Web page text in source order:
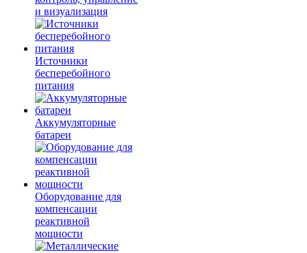
и визуализация
Источники
бесперебойного
питания
Аккумуляторные
батареи
Оборудование для
компенсации
реактивной
мощности